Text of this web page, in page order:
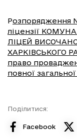
Розпорядження
ліцензії
ЛІЦЕЙ
ХАРКІВСЬКОГО
право
повної
Поділитися:
Facebook